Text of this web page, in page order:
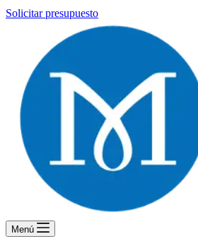
Solicitar presupuesto
Menú